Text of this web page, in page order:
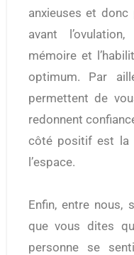
anxieuses et donc
avant
mémoire et
optimum. Par
permettent de
redonnent
côté positif est la
l’espace.
Enfin, entre nous,
que vous dites
personne se